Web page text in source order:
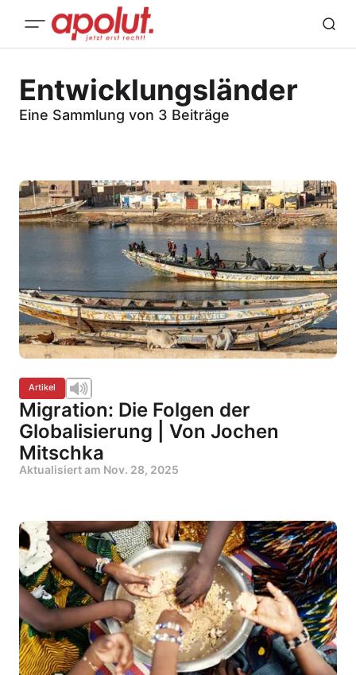
Entwicklungsländer
Eine Sammlung von 3 Beiträge
Artikel
Migration: Die Folgen der
Globalisierung | Von Jochen
Mitschka
Aktualisiert am Nov. 28, 2025